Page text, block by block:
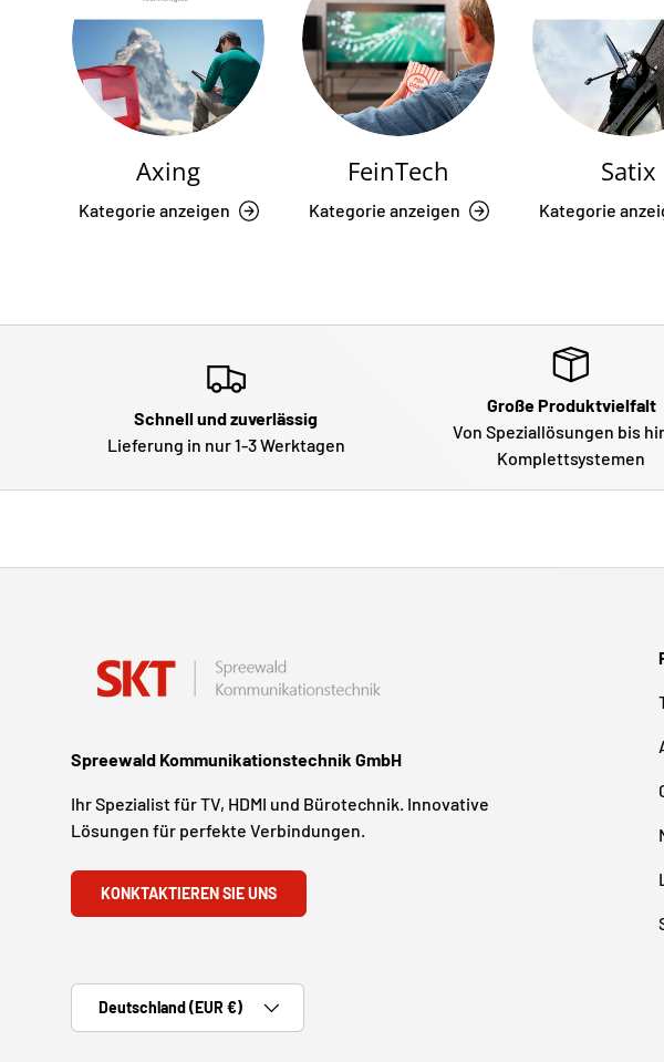
Axing
Kategorie anzeigen
FeinTech
Kategorie anzeigen
Satix
Kategorie
Schnell und zuverlässig
Lieferung in nur 1-3 Werktagen
Große Produktvielfalt
Von Speziallösungen bis
Komplettsystemen
Spreewald Kommunikationstechnik GmbH
Ihr Spezialist für TV, HDMI und Bürotechnik. Innovative
Lösungen für perfekte Verbindungen.
KONKTAKTIEREN SIE UNS
Deutschland (EUR €)